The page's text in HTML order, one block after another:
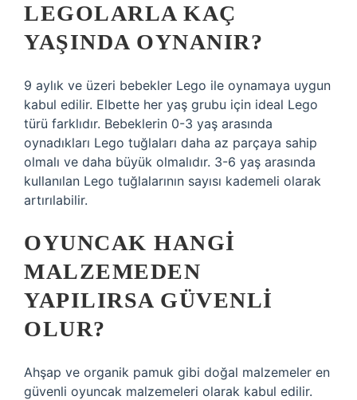
LEGOLARLA KAÇ
YAŞINDA OYNANIR?
9 aylık ve üzeri bebekler Lego ile oynamaya uygun
kabul edilir. Elbette her yaş grubu için ideal Lego
türü farklıdır. Bebeklerin 0-3 yaş arasında
oynadıkları Lego tuğlaları daha az parçaya sahip
olmalı ve daha büyük olmalıdır. 3-6 yaş arasında
kullanılan Lego tuğlalarının sayısı kademeli olarak
artırılabilir.
OYUNCAK HANGI
MALZEMEDEN
YAPILIRSA GÜVENLI
OLUR?
Ahşap ve organik pamuk gibi doğal malzemeler en
güvenli oyuncak malzemeleri olarak kabul edilir.